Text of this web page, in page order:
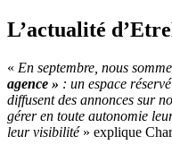
L’actualité
« En septembre, nous
agence » : un espace
diffusent des annonces sur
gérer en toute autonomie
leur visibilité» explique